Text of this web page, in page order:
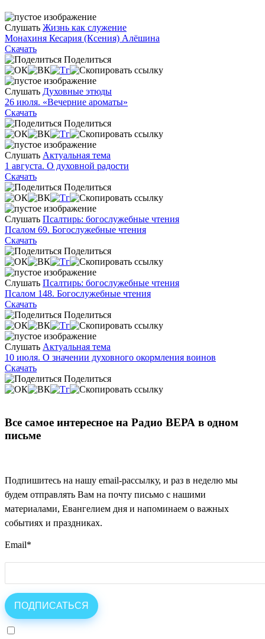
Слушать Жизнь как служение
Монахиня Кесария (Ксения) Алёшина
Скачать
Поделиться
Слушать Духовные этюды
26 июля. «Вечерние ароматы»
Скачать
Поделиться
Слушать Актуальная тема
1 августа. О духовной радости
Скачать
Поделиться
Слушать Псалтирь: богослужебные чтения
Псалом 69. Богослужебные чтения
Скачать
Поделиться
Слушать Псалтирь: богослужебные чтения
Псалом 148. Богослужебные чтения
Скачать
Поделиться
Слушать Актуальная тема
10 июля. О значении духовного окормления воинов
Скачать
Поделиться
Все самое интересное на Радио ВЕРА в одном
письме
Подпишитесь на нашу email-рассылку, и раз в неделю мы
будем отправлять Вам на почту письмо с нашими
материалами, Евангелием дня и напоминаем о важных
событиях и праздниках.
Email*